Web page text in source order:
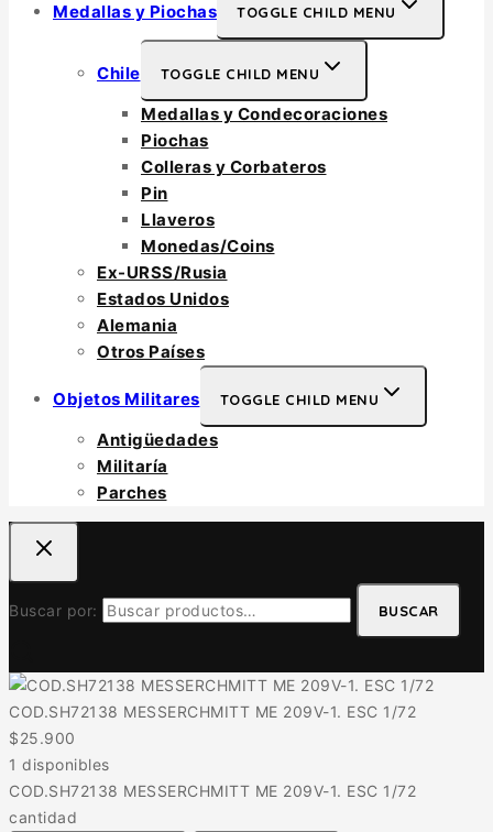
Medallas y Piochas TOGGLE CHILD MENU
Chile TOGGLE CHILD MENU
Medallas y Condecoraciones
Piochas
Colleras y Corbateros
Pin
Llaveros
Monedas/Coins
Ex-URSS/Rusia
Estados Unidos
Alemania
Otros Países
Objetos Militares TOGGLE CHILD MENU
Antigüedades
Militaría
Parches
Buscar por: BUSCAR
COD.SH72138 MESSERCHMITT ME 209V-1. ESC 1/72
$25.900
1 disponibles
COD.SH72138 MESSERCHMITT ME 209V-1. ESC 1/72
cantidad